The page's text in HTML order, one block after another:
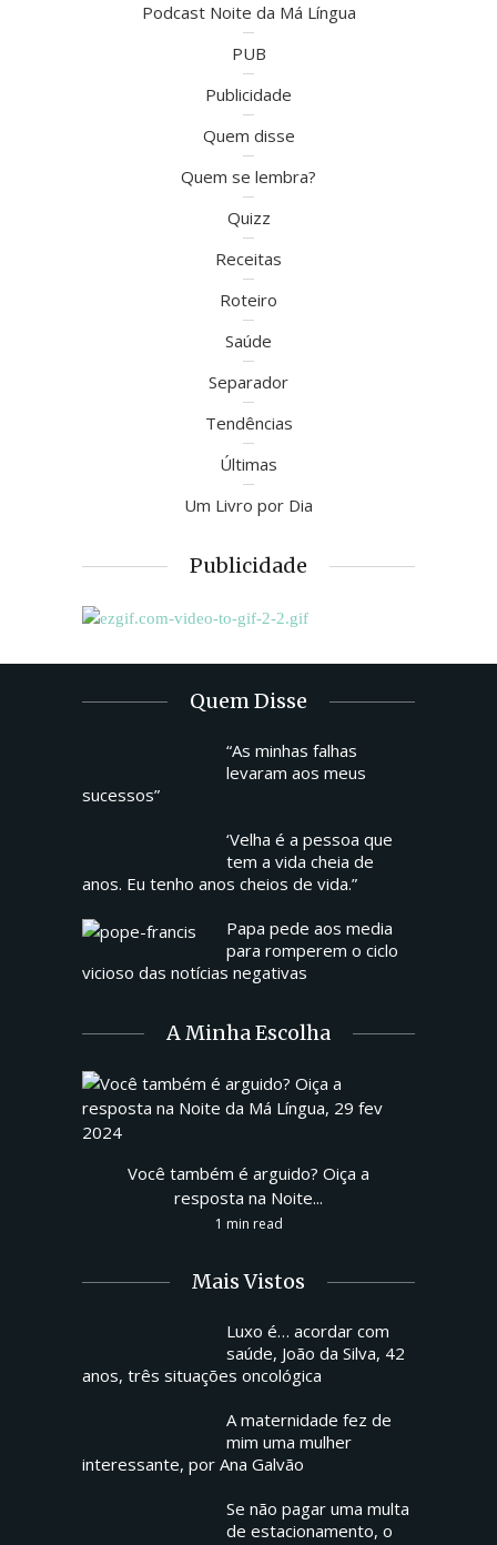
Podcast Noite da Má Língua
PUB
Publicidade
Quem disse
Quem se lembra?
Quizz
Receitas
Roteiro
Saúde
Separador
Tendências
Últimas
Um Livro por Dia
Publicidade
Quem Disse
“As minhas falhas
levaram aos meus
sucessos”
‘Velha é a pessoa que
tem a vida cheia de
anos. Eu tenho anos cheios de vida.”
Papa pede aos media
para romperem o ciclo
vicioso das notícias negativas
A Minha Escolha
Você também é arguido? Oiça a
resposta na Noite...
1 min read
Mais Vistos
Luxo é… acordar com
saúde, João da Silva, 42
anos, três situações oncológica
A maternidade fez de
mim uma mulher
interessante, por Ana Galvão
Se não pagar uma multa
de estacionamento, o